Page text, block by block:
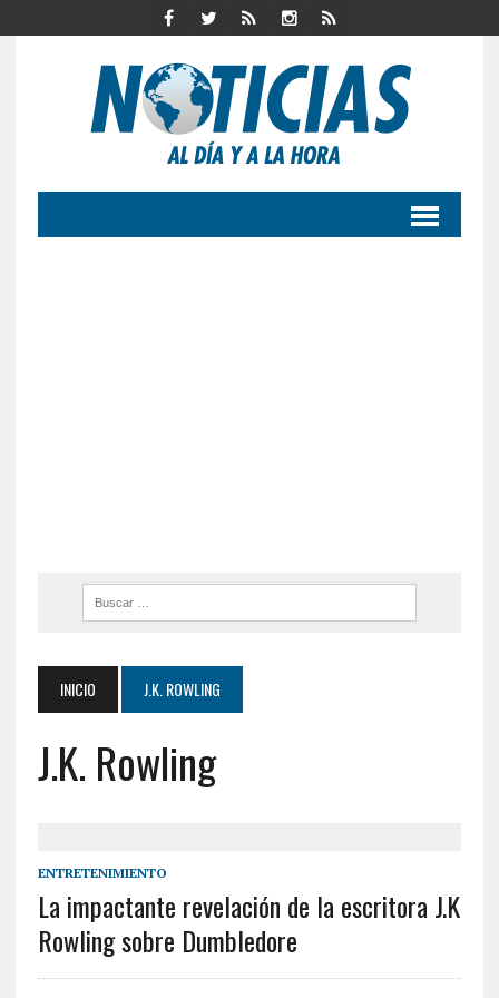
INICIO J.K. ROWLING
J.K. Rowling
ENTRETENIMIENTO
La impactante revelación de la escritora J.K
Rowling sobre Dumbledore